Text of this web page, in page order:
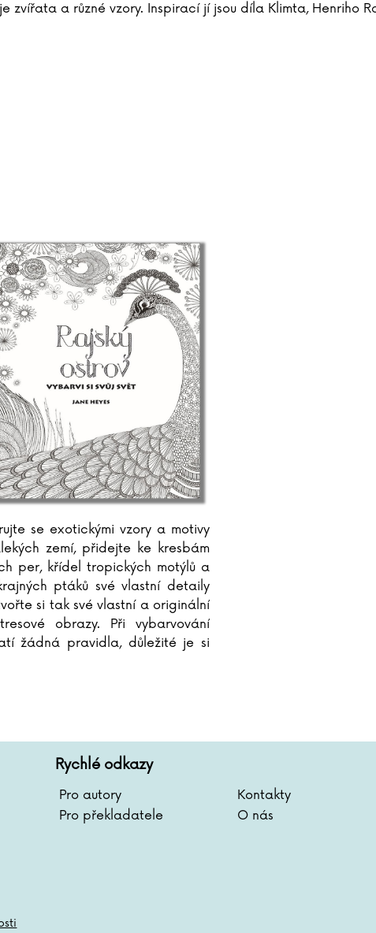
zvířata a různé vzory. Inspirací jí jsou díla Klimta, Henriho
se exotickými vzory a motivy
zemí, přidejte ke kresbám
per, křídel tropických motýlů a
ptáků své vlastní detaily
si tak své vlastní a originální
obrazy. Při vybarvování
žádná pravidla, důležité je si
Rychlé odkazy
Pro autory
Kontakty
Pro překladatele
O nás